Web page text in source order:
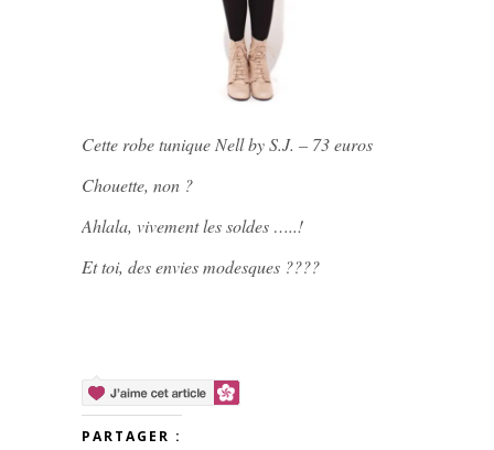
Cette robe tunique Nell by S.J. – 73 euros
Chouette, non ?
Ahlala, vivement les soldes …..!
Et toi, des envies modesques ????
PARTAGER :